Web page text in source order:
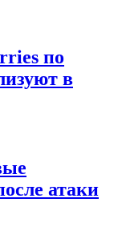
по
в
атаки